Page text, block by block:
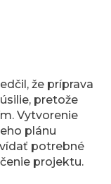
že príprava
pretože
Vytvorenie
plánu
potrebné
projektu.